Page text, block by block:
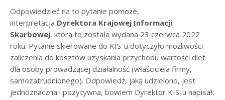
Odpowiedzieć na to pytanie pomoże,
interpretacja Dyrektora Krajowej Informacji
Skarbowej, która to została wydana 23 czerwca 2022
roku. Pytanie skierowane do KIS-u dotyczyło możliwości
zaliczenia do kosztów uzyskania przychodu wartości diet
dla osoby prowadzącej działalność (właściciela firmy,
samozatrudnionego). Odpowiedź, jaką udzielono, jest
jednoznaczna i pozytywna, bowiem Dyrektor KIS-u napisał: